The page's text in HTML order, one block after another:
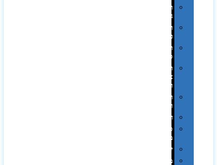
תיקי
תיקי
טיולים
תיקי
ספורט
תיקי
ומכתביות
תערוכות
וכנסים
רמקולים
סוכריות
ממותגות
יודאיקה
מארזי